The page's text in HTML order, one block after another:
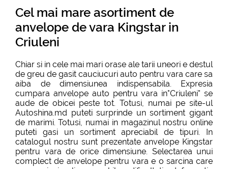
Cel mai mare asortiment de
anvelope de vara Kingstar in
Criuleni
Chiar si in cele mai mari orase ale tarii uneori e destul
de greu de gasit cauciucuri auto pentru vara care sa
aiba de dimensiunea indispensabila. Expresia
cumpara anvelope auto pentru vara in"Criuleni" se
aude de obicei peste tot. Totusi, numai pe site-ul
Autoshina.md puteti surprinde un sortiment gigant
de marimi. Totusi, numai in magazinul nostru online
puteti gasi un sortiment apreciabil de tipuri. In
catalogul nostru sunt prezentate anvelope Kingstar
pentru vara de orice dimensiune. Selectarea unui
complect de anvelope pentru vara e o sarcina care